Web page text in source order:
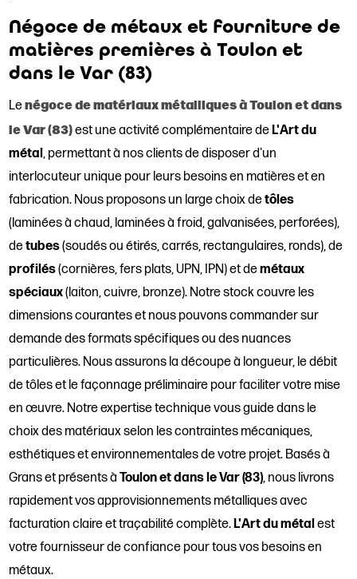
Négoce de métaux et fourniture de
matières premières à Toulon et
dans le Var (83)
Lenégoce de matériaux métalliques à Toulon et dans
le Var (83)est une activité complémentaire deL'Art du
métal, permettant à nos clients de disposer d'un
interlocuteur unique pour leurs besoins en matières et en
fabrication. Nous proposons un large choix detôles
(laminées à chaud, laminées à froid, galvanisées, perforées),
detubes(soudés ou étirés, carrés, rectangulaires, ronds), de
profilés(cornières, fers plats, UPN, IPN) et demétaux
spéciaux(laiton, cuivre, bronze). Notre stock couvre les
dimensions courantes et nous pouvons commander sur
demande des formats spécifiques ou des nuances
particulières. Nous assurons la découpe à longueur, le débit
de tôles et le façonnage préliminaire pour faciliter votre mise
en œuvre. Notre expertise technique vous guide dans le
choix des matériaux selon les contraintes mécaniques,
esthétiques et environnementales de votre projet. Basés à
Grans et présents àToulon et dans le Var (83), nous livrons
rapidement vos approvisionnements métalliques avec
facturation claire et traçabilité complète.L'Art du métalest
votre fournisseur de confiance pour tous vos besoins en
métaux.